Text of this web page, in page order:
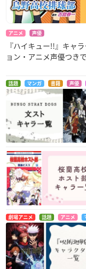
アニメ 声優
『ハイキュー!!』キャ
ョン・アニメ声優つき
話題 マンガ 書籍 声優
劇場アニメ 話題 アニメ